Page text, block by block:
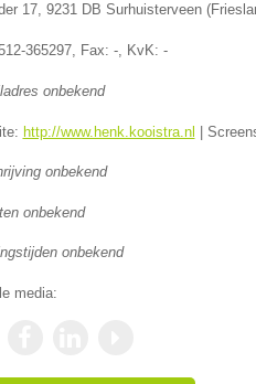
17, 9231 DB Surhuisterveen(
365297, Fax: -, KvK: -
onbekend
http://www.henk.kooistra.nl
onbekend
onbekend
onbekend
media: